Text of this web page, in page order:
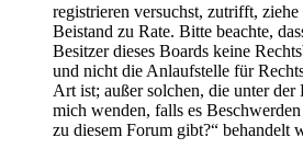
registrieren versuchst, zutrifft,
Beistand zu Rate. Bitte beachte,
Besitzer dieses Boards keine
und nicht die Anlaufstelle für
Art ist; außer solchen, die unter
mich wenden, falls es
zu diesem Forum gibt?“ behandelt